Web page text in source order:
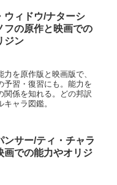
ウィドウ/ナターシ
フの原作と映画での
ジン
を原作版と映画版で、
予習・復習にも。能力を
関係を知れる。どの邦訳
ャラ図鑑。
ンサー/ティ・チャラ
画での能力やオリジ